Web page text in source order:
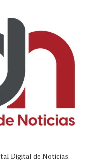
Digital de Noticias.